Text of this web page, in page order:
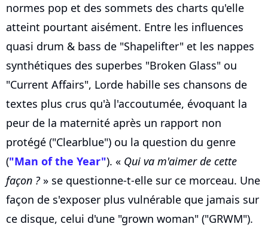
normes pop et des sommets des charts qu'elle
atteint pourtant aisément. Entre les influences
quasi drum & bass de "Shapelifter" et les nappes
synthétiques des superbes "Broken Glass" ou
"Current Affairs", Lorde habille ses chansons de
textes plus crus qu'à l'accoutumée, évoquant la
peur de la maternité après un rapport non
protégé ("Clearblue") ou la question du genre
("Man of the Year"). « Qui va m'aimer de cette
façon ?» se questionne-t-elle sur ce morceau. Une
façon de s'exposer plus vulnérable que jamais sur
ce disque, celui d'une "grown woman" ("GRWM").